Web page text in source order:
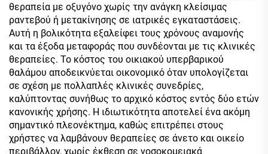
θεραπεία με οξυγόνο χωρίς την ανάγκη κλείσιμας
ραντεβού ή μετακίνησης σε ιατρικές εγκαταστάσεις.
Αυτή η βολικότητα εξαλείφει τους χρόνους αναμονής
και τα έξοδα μεταφοράς που συνδέονται με τις κλινικές
θεραπείες. Το κόστος του οικιακού υπερβαρικού
θαλάμου αποδεικνύεται οικονομικό όταν υπολογίζεται
σε σχέση με πολλαπλές κλινικές συνεδρίες,
καλύπτοντας συνήθως το αρχικό κόστος εντός δύο ετών
κανονικής χρήσης. Η ιδιωτικότητα αποτελεί ένα ακόμη
σημαντικό πλεονέκτημα, καθώς επιτρέπει στους
χρήστες να λαμβάνουν θεραπείες σε άνετο και οικείο
περιβάλλον, χωρίς έκθεση σε νοσοκομειακά